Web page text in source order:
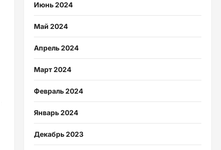
Июнь 2024
Май 2024
Апрель 2024
Март 2024
Февраль 2024
Январь 2024
Декабрь 2023